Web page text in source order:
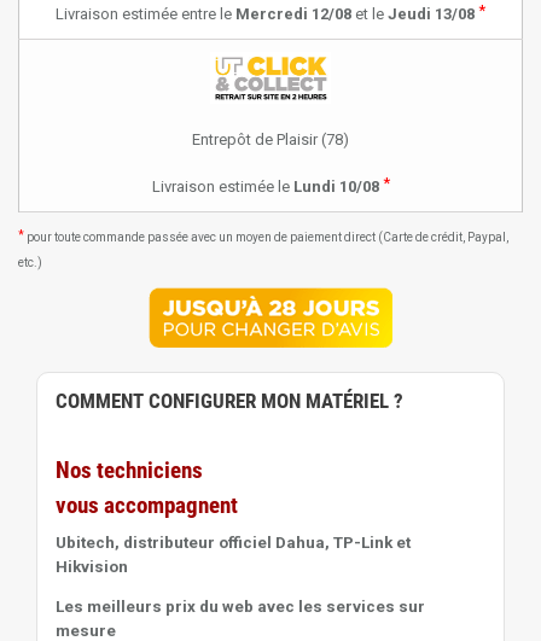
Livraison estimée entre le Mercredi 12/08 et le Jeudi 13/08 *
Entrepôt de Plaisir (78)
Livraison estimée le Lundi 10/08 *
* pour toute commande passée avec un moyen de paiement direct (Carte de crédit, Paypal,
etc.)
COMMENT CONFIGURER MON MATÉRIEL ?
Nos techniciens
vous accompagnent
Ubitech, distributeur officiel Dahua, TP-Link et
Hikvision
Les meilleurs prix du web avec les services sur
mesure